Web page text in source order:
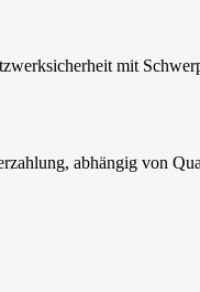
mit
abhängig von